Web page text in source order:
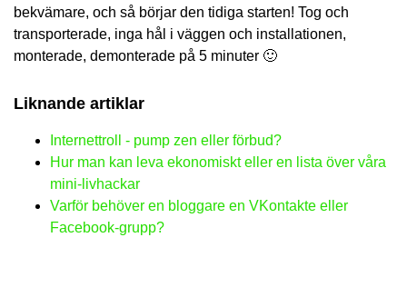
bekvämare, och så börjar den tidiga starten! Tog och
transporterade, inga hål i väggen och installationen,
monterade, demonterade på 5 minuter 🙂
Liknande artiklar
Internettroll - pump zen eller förbud?
Hur man kan leva ekonomiskt eller en lista över våra
mini-livhackar
Varför behöver en bloggare en VKontakte eller
Facebook-grupp?